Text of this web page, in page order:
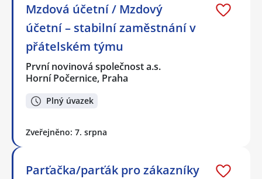
Mzdová účetní / Mzdový
účetní – stabilní zaměstnání v
přátelském týmu
První novinová společnost a.s.
Horní Počernice, Praha
Plný úvazek
Zveřejněno: 7. srpna
Parťačka/parťák pro zákazníky